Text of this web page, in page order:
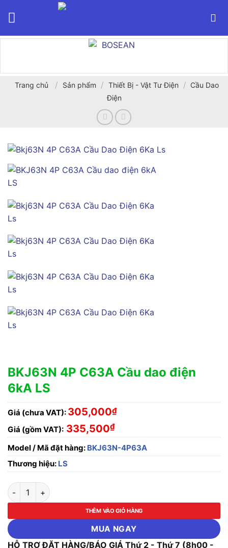
Trang chủ / Sản phẩm / Thiết Bị - Vật Tư Điện / Cầu Dao
Điện
BKJ63N 4P C63A Cầu dao điện
6kA LS
Giá (chưa VAT): 305,000₫
Giá (gồm VAT): 335,500₫
Model / Mã đặt hàng: BKJ63N-4P63A
Thương hiệu: LS
BKJ63N 4P C63A Cầu dao điện 6kA LS số lượng
THÊM VÀO GIỎ HÀNG
MUA NGAY
HỖ TRỢ ĐẶT HÀNG/BÁO GIÁ Thứ 2 - Thứ 7 (8h00 -